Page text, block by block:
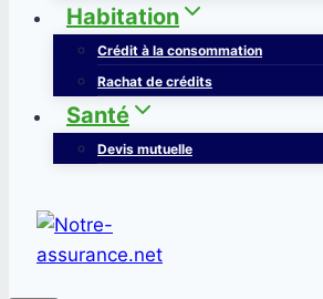
Habitation
Crédit à la consommation
Rachat de crédits
Santé
Devis mutuelle